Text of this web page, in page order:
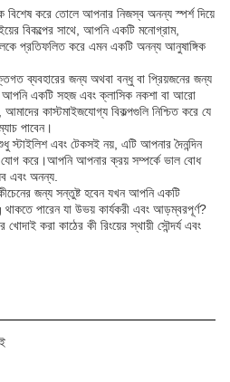
করে তোলে আপনার নিজস্ব অনন্য স্পর্শ দিয়ে
বিকল্পের সাথে, আপনি একটি মনোগ্রাম,
প্রতিফলিত করে এমন একটি অনন্য আনুষাঙ্গিক
ব্যবহারের জন্য অথবা বন্ধু বা প্রিয়জনের জন্য
একটি সহজ এবং ক্লাসিক নকশা বা আরো
কাস্টমাইজযোগ্য বিকল্পগুলি নিশ্চিত করে যে
পাবেন।
স্টাইলিশ এবং টেকসই নয়, এটি আপনার দৈনন্দিন
যোগ করে।আপনি আপনার ক্রয় সম্পর্কে ভাল বোধ
এবং অনন্য.
জন্য সন্তুষ্ট হবেন যখন আপনি একটি
পারেন যা উভয় কার্যকরী এবং আড়ম্বরপূর্ণ?
করা কাঠের কী রিংয়ের স্থায়ী সৌন্দর্য এবং